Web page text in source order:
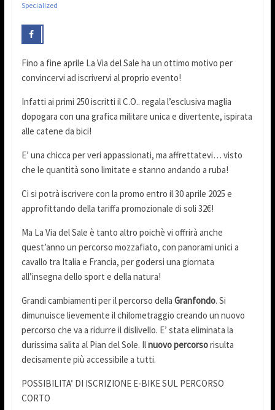
Specialized
Fino a fine aprile La Via del Sale ha un ottimo motivo per
convincervi ad iscrivervi al proprio evento!
Infatti ai primi 250 iscritti il C.O.. regala l’esclusiva maglia
dopogara con una grafica militare unica e divertente, ispirata
alle catene da bici!
E’ una chicca per veri appassionati, ma affrettatevi… visto
che le quantità sono limitate e stanno andando a ruba!
Ci si potrà iscrivere con la promo entro il 30 aprile 2025 e
approfittando della tariffa promozionale di soli 32€!
Ma La Via del Sale è tanto altro poichè vi offrirà anche
quest’anno un percorso mozzafiato, con panorami unici a
cavallo tra Italia e Francia, per godersi una giornata
all’insegna dello sport e della natura!
Grandi cambiamenti per il percorso della Granfondo. Si
dimunuisce lievemente il chilometraggio creando un nuovo
percorso che va a ridurre il dislivello. E’ stata eliminata la
durissima salita al Pian del Sole. Ilnuovo percorsorisulta
decisamente più accessibile a tutti.
POSSIBILITA’ DI ISCRIZIONE E-BIKE SUL PERCORSO
CORTO